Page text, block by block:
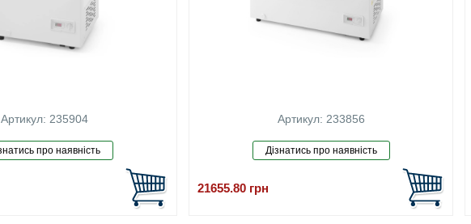
Артикул: 235904 Артикул: 233856
21655.80 грн